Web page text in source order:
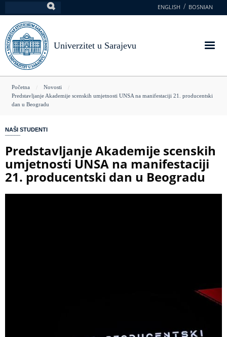
na
glavni
sadržaj
ENGLISH BOSNIAN
Univerzitet u Sarajevu
You
are
Početna
Novosti
Predstavljanje Akademije scenskih umjetnosti UNSA na manifestaciji 21. producentski
dan u Beogradu
NAŠI STUDENTI
Predstavljanje Akademije scenskih
umjetnosti UNSA na manifestaciji
21. producentski dan u Beogradu